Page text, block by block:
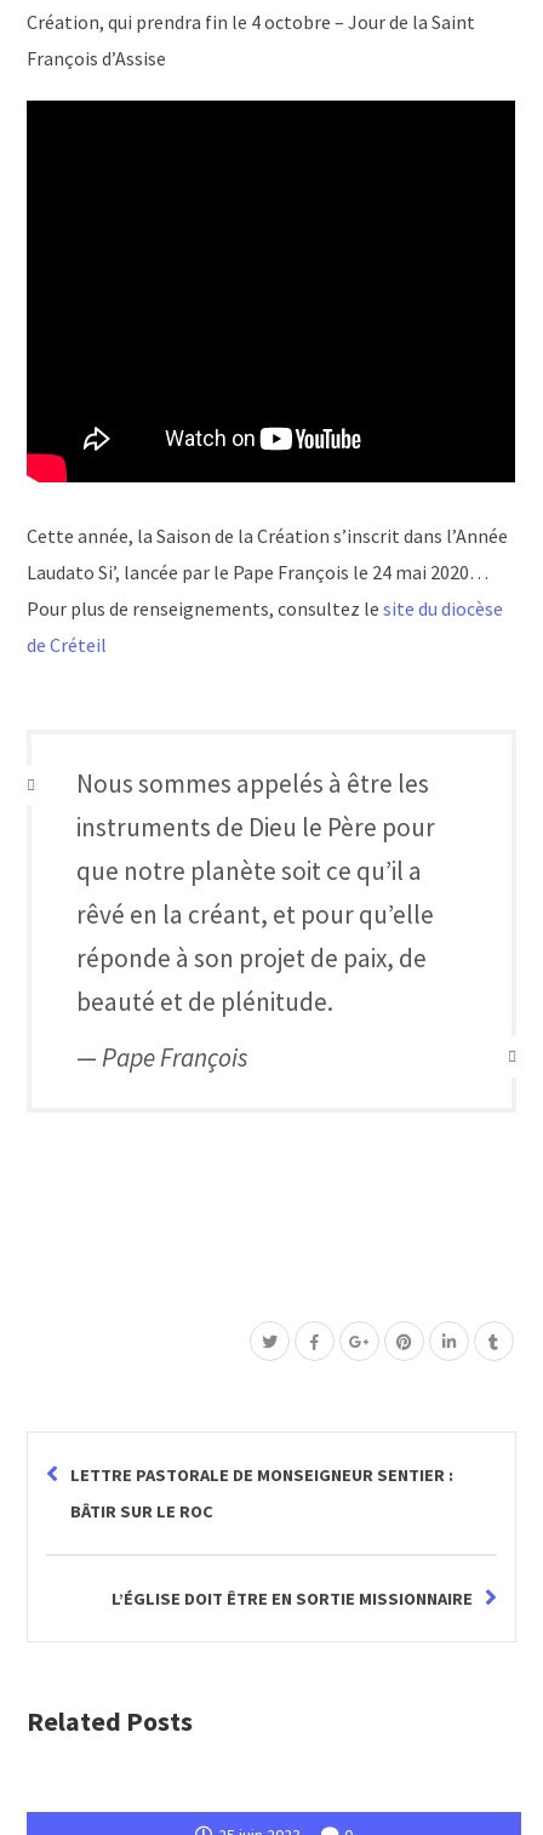
Création, qui prendra fin le 4 octobre – Jour de la Saint
François d’Assise
Cette année, la Saison de la Création s’inscrit dans l’Année
Laudato Si’, lancée par le Pape François le 24 mai 2020…
Pour plus de renseignements, consultez lesite du diocèse
de Créteil
Nous sommes appelés à être les
instruments de Dieu le Père pour
que notre planète soit ce qu’il a
rêvé en la créant, et pour qu’elle
réponde à son projet de paix, de
beauté et de plénitude.
—Pape François
LETTRE PASTORALE DE MONSEIGNEUR SENTIER :
BÂTIR SUR LE ROC
L’ÉGLISE DOIT ÊTRE EN SORTIE MISSIONNAIRE
Related Posts